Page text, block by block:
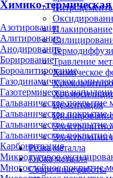
Химико-термическая
Азотирование
Алитирование
Анодирование
Борирование
Бороалитирование
Газодинамическое
Газотермическое
Гальваническое
Гальваническое покрытие
Гальваническое
Гальваническое
Карбонитрация
Микродуговое
Многослойное покрытие
Плакирование
Травление
Химическое
Цементация
Цианирование
Резка металла
Гибка металла
Сварочные работы